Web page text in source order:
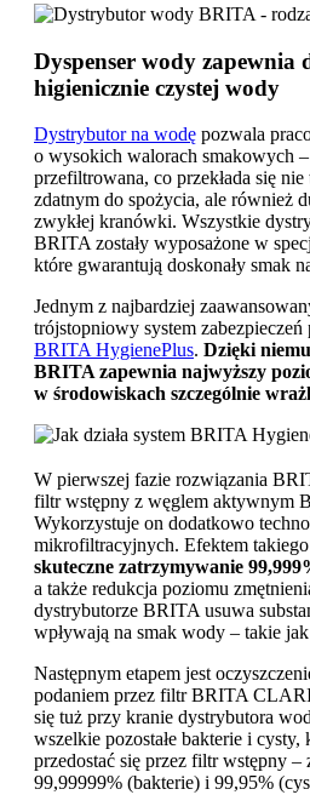
Dyspenser wody zapewnia
higienicznie czystej wody
Dystrybutor na wodę pozwala
o wysokich walorach smakowych –
przefiltrowana, co przekłada się
zdatnym do spożycia, ale również
zwykłej kranówki. Wszystkie
BRITA zostały wyposażone w
które gwarantują doskonały smak
Jednym z najbardziej
trójstopniowy system
BRITA HygienePlus. Dzięki
BRITA zapewnia najwyższy
w środowiskach szczególnie
W pierwszej fazie rozwiązania
filtr wstępny z węglem aktywnym
Wykorzystuje on dodatkowo
mikrofiltracyjnych. Efektem takiego
skuteczne zatrzymywanie
a także redukcja poziomu
dystrybutorze BRITA usuwa
wpływają na smak wody – takie
Następnym etapem jest
podaniem przez filtr BRITA
się tuż przy kranie dystrybutora
wszelkie pozostałe bakterie i cysty,
przedostać się przez filtr wstępny –
99,99999% (bakterie) i 99,95%